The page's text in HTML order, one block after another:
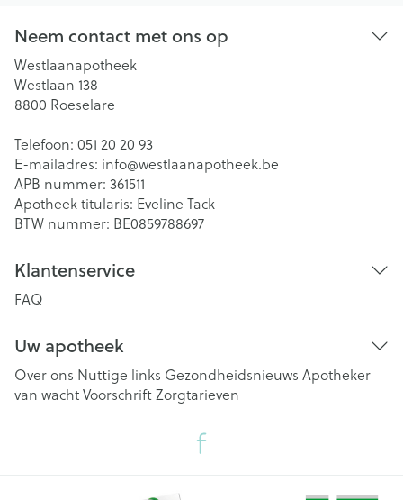
Neem contact met ons op
Westlaanapotheek
Westlaan 138
8800 Roeselare
Telefoon: 051 20 20 93
E-mailadres: info@westlaanapotheek.be
APB nummer: 361511
Apotheek titularis: Eveline Tack
BTW nummer: BE0859788697
Klantenservice
FAQ
Uw apotheek
Over ons Nuttige links Gezondheidsnieuws Apotheker
van wachtVoorschriftZorgtarieven